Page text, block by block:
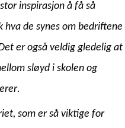
inspirasjon å få så
de synes om bedriftene
er også veldig gledelig at
sløyd i skolen og
som er så viktige for